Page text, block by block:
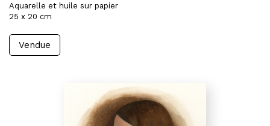
Aquarelle et huile sur papier
25 x 20 cm
Vendue